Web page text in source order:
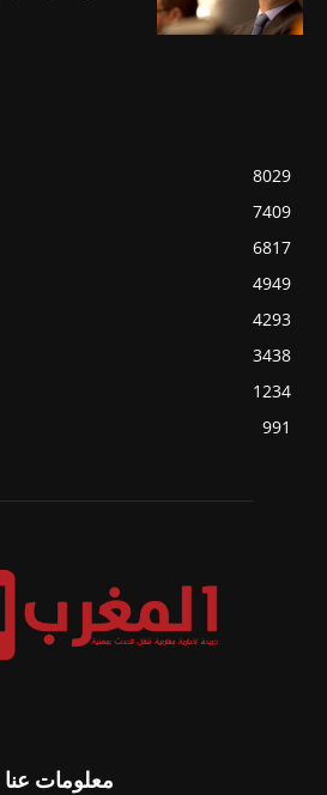
8029
7409
6817
4949
4293
3438
1234
991
معلومات عنا